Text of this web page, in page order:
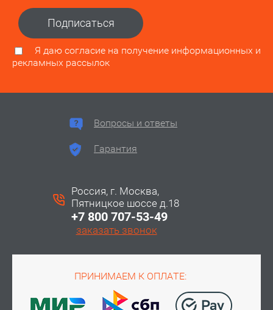
Подписаться
Я даю согласие на получение информационных и
рекламных рассылок
Вопросы и ответы
Гарантия
Россия, г. Москва,
Пятницкое шоссе д.18
+7 800 707-53-49
заказать звонок
ПРИНИМАЕМ К ОПЛАТЕ: